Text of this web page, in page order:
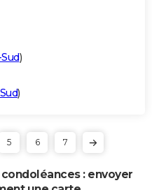
)
)
5 6 7
: envoyer